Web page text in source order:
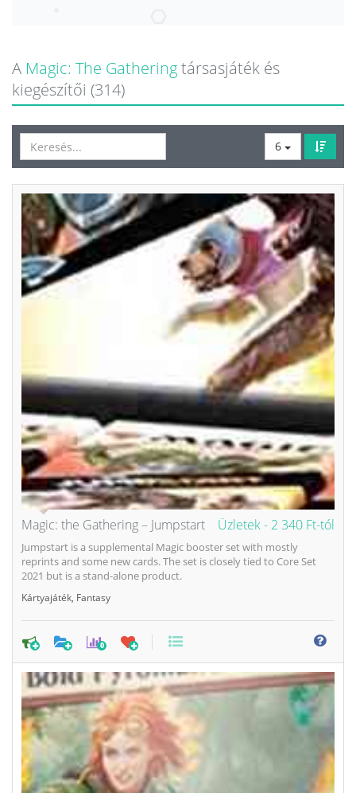
A Magic: The Gatheringtársasjáték és
kiegészítői (314)
6
Üzletek - 2 340 Ft-tól
Magic: the Gathering – Jumpstart
Jumpstart is a supplemental Magic booster set with mostly
reprints and some new cards. The set is closely tied to Core Set
2021 but is a stand-alone product.
Kártyajáték, Fantasy
0